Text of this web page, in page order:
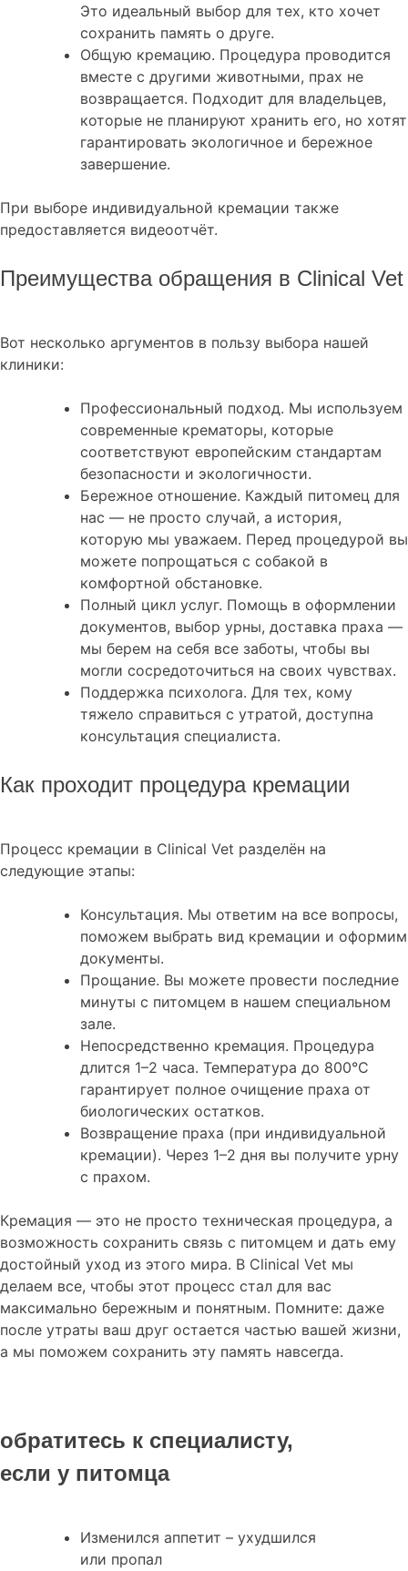
Это идеальный выбор для тех, кто хочет
сохранить память о друге.
Общую кремацию. Процедура проводится
вместе с другими животными, прах не
возвращается. Подходит для владельцев,
которые не планируют хранить его, но хотят
гарантировать экологичное и бережное
завершение.
При выборе индивидуальной кремации также
предоставляется видеоотчёт.
Преимущества обращения в Clinical Vet
Вот несколько аргументов в пользу выбора нашей
клиники:
Профессиональный подход. Мы используем
современные крематоры, которые
соответствуют европейским стандартам
безопасности и экологичности.
Бережное отношение. Каждый питомец для
нас — не просто случай, а история,
которую мы уважаем. Перед процедурой вы
можете попрощаться с собакой в
комфортной обстановке.
Полный цикл услуг. Помощь в оформлении
документов, выбор урны, доставка праха —
мы берем на себя все заботы, чтобы вы
могли сосредоточиться на своих чувствах.
Поддержка психолога. Для тех, кому
тяжело справиться с утратой, доступна
консультация специалиста.
Как проходит процедура кремации
Процесс кремации в Clinical Vet разделён на
следующие этапы:
Консультация. Мы ответим на все вопросы,
поможем выбрать вид кремации и оформим
документы.
Прощание. Вы можете провести последние
минуты с питомцем в нашем специальном
зале.
Непосредственно кремация. Процедура
длится 1–2 часа. Температура до 800°C
гарантирует полное очищение праха от
биологических остатков.
Возвращение праха (при индивидуальной
кремации). Через 1–2 дня вы получите урну
с прахом.
Кремация — это не просто техническая процедура, а
возможность сохранить связь с питомцем и дать ему
достойный уход из этого мира. В Clinical Vet мы
делаем все, чтобы этот процесс стал для вас
максимально бережным и понятным. Помните: даже
после утраты ваш друг остается частью вашей жизни,
а мы поможем сохранить эту память навсегда.
обратитесь к специалисту,
если у питомца
Изменился аппетит – ухудшился
или пропал